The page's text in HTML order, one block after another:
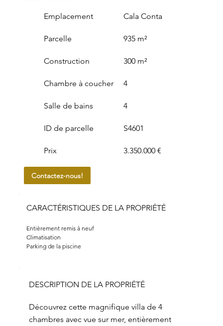
Emplacement
Parcelle
Construction
Cala Conta
935 m²
300 m²
Chambre à coucher
Salle de bains
4
4
ID de parcelle
Prix
S4601
3.350.000 €
Contactez-nous!
CARACTÉRISTIQUES DE LA PROPRIÉTÉ
Entièrement remis à neuf
Climatisation
Parking de la piscine
DESCRIPTION DE LA PROPRIÉTÉ
Découvrez cette magnifique villa de 4
chambres avec vue sur mer, entièrement